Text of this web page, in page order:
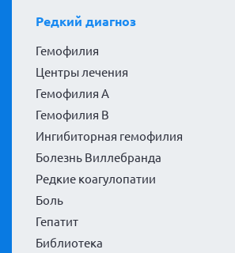
Редкий диагноз
Гемофилия
Центры лечения
Гемофилия А
Гемофилия В
Ингибиторная гемофилия
Болезнь Виллебранда
Редкие коагулопатии
Боль
Гепатит
Библиотека